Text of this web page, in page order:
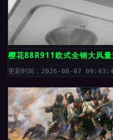
樱花88R911欧式全钢大风
更新时间：2026-08-07